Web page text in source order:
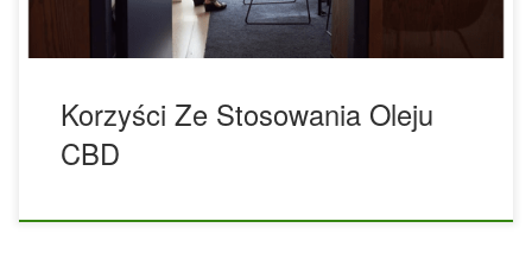
Korzyści Ze Stosowania Oleju
CBD